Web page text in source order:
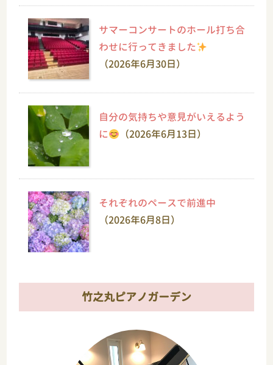
サマーコンサートのホール打ち合
わせに行ってきました
（2026年6月30日）
自分の気持ちや意見がいえるよう
に
（2026年6月13日）
それぞれのペースで前進中
（2026年6月8日）
竹之丸ピアノガーデン